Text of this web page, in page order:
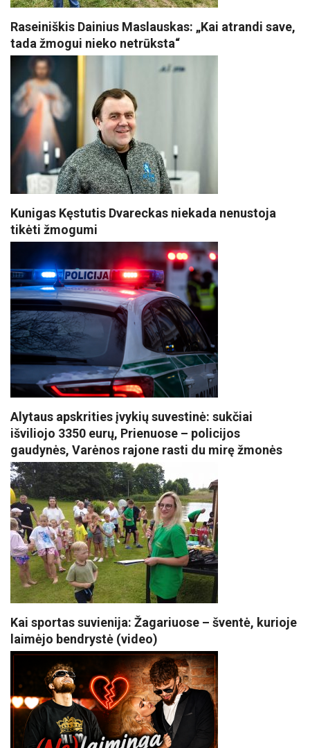
Raseiniškis Dainius Maslauskas: „Kai atrandi save,
tada žmogui nieko netrūksta“
Kunigas Kęstutis Dvareckas niekada nenustoja
tikėti žmogumi
Alytaus apskrities įvykių suvestinė: sukčiai
išviliojo 3350 eurų, Prienuose – policijos
gaudynės, Varėnos rajone rasti du mirę žmonės
Kai sportas suvienija: Žagariuose – šventė, kurioje
laimėjo bendrystė (video)